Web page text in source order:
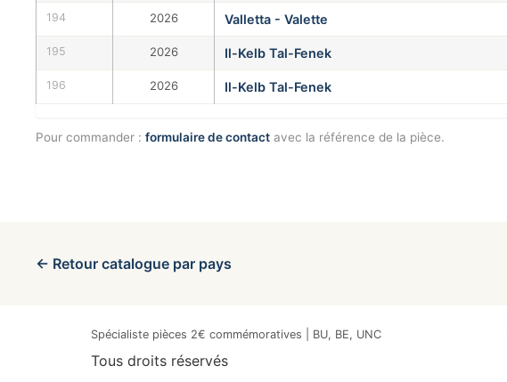
194 2026 Valletta - Valette
195 2026 Il-Kelb Tal-Fenek
196 2026 Il-Kelb Tal-Fenek
Pour commander : formulaire de contact avec la référence de la pièce.
← Retour catalogue par pays
Spécialiste pièces 2€ commémoratives | BU, BE, UNC
Tous droits réservés